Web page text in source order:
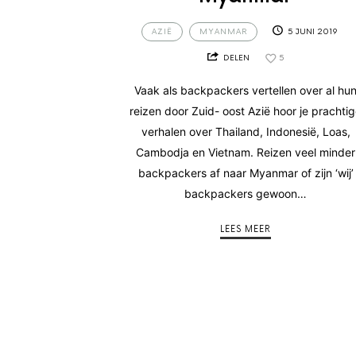
AZIË MYANMAR 5 JUNI 2019
DELEN 5
Vaak als backpackers vertellen over al hun
reizen door Zuid- oost Azië hoor je
verhalen over Thailand, Indonesië, Loas,
Cambodja en Vietnam. Reizen veel minder
backpackers af naar Myanmar of zijn ‘wij’
backpackers gewoon…
LEES MEER